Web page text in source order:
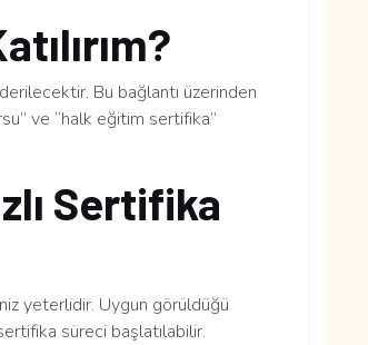
Bu bağlantı üzerinden
ve “halk eğitim sertifika”
Sertifika
yeterlidir. Uygun görüldüğü
süreci başlatılabilir.